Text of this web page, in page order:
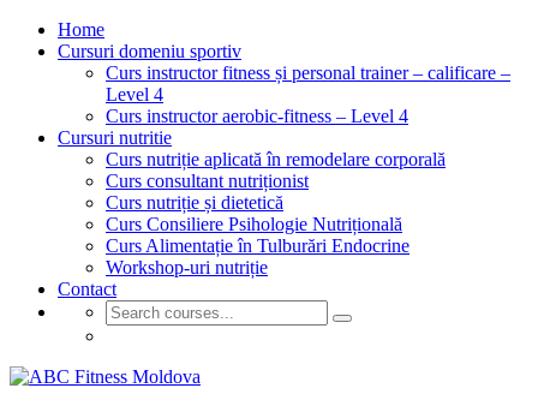
Home
Cursuri domeniu sportiv
Curs instructor fitness și personal trainer – calificare –
Level 4
Curs instructor aerobic-fitness – Level 4
Cursuri nutritie
Curs nutriție aplicată în remodelare corporală
Curs consultant nutriționist
Curs nutriție și dietetică
Curs Consiliere Psihologie Nutrițională
Curs Alimentație în Tulburări Endocrine
Workshop-uri nutriție
Contact